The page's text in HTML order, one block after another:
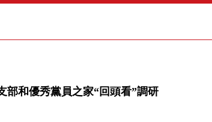
部和優秀黨員之家“回頭看”調研